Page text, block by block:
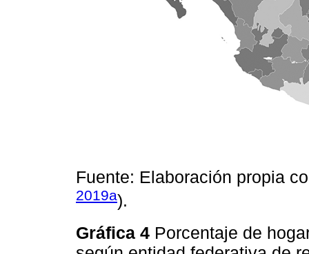
Fuente: Elaboración propia
2019a).
Gráfica 4 Porcentaje de